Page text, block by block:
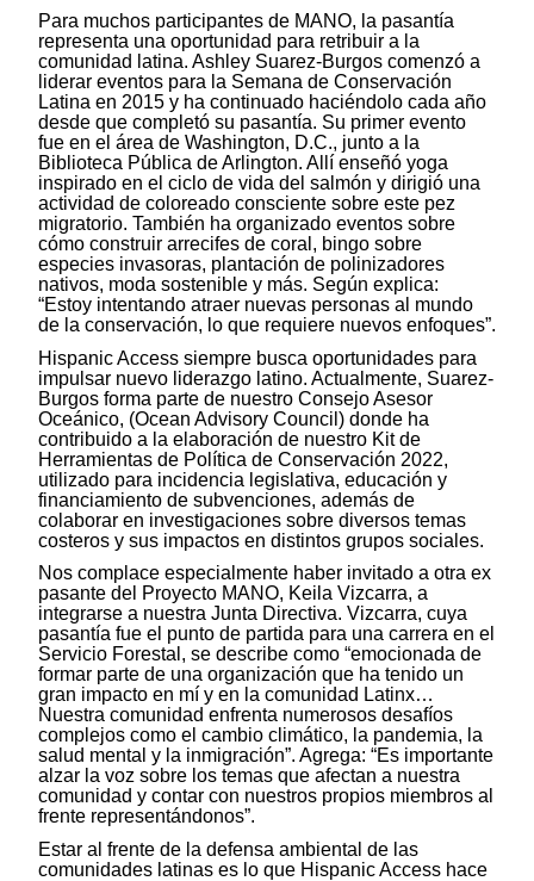
Para muchos participantes de MANO, la pasantía
representa una oportunidad para retribuir a la
comunidad latina. Ashley Suarez-Burgos comenzó a
liderar eventos para la Semana de Conservación
Latina en 2015 y ha continuado haciéndolo cada año
desde que completó su pasantía. Su primer evento
fue en el área de Washington, D.C., junto a la
Biblioteca Pública de Arlington. Allí enseñó yoga
inspirado en el ciclo de vida del salmón y dirigió una
actividad de coloreado consciente sobre este pez
migratorio. También ha organizado eventos sobre
cómo construir arrecifes de coral, bingo sobre
especies invasoras, plantación de polinizadores
nativos, moda sostenible y más. Según explica:
“Estoy intentando atraer nuevas personas al mundo
de la conservación, lo que requiere nuevos enfoques”.
Hispanic Access siempre busca oportunidades para
impulsar nuevo liderazgo latino. Actualmente, Suarez-
Burgos forma parte de nuestro Consejo Asesor
Oceánico, (Ocean Advisory Council) donde ha
contribuido a la elaboración de nuestro Kit de
Herramientas de Política de Conservación 2022,
utilizado para incidencia legislativa, educación y
financiamiento de subvenciones, además de
colaborar en investigaciones sobre diversos temas
costeros y sus impactos en distintos grupos sociales.
Nos complace especialmente haber invitado a otra ex
pasante del Proyecto MANO, Keila Vizcarra, a
integrarse a nuestra Junta Directiva. Vizcarra, cuya
pasantía fue el punto de partida para una carrera en el
Servicio Forestal, se describe como “emocionada de
formar parte de una organización que ha tenido un
gran impacto en mí y en la comunidad Latinx…
Nuestra comunidad enfrenta numerosos desafíos
complejos como el cambio climático, la pandemia, la
salud mental y la inmigración”. Agrega: “Es importante
alzar la voz sobre los temas que afectan a nuestra
comunidad y contar con nuestros propios miembros al
frente representándonos”.
Estar al frente de la defensa ambiental de las
comunidades latinas es lo que Hispanic Access hace